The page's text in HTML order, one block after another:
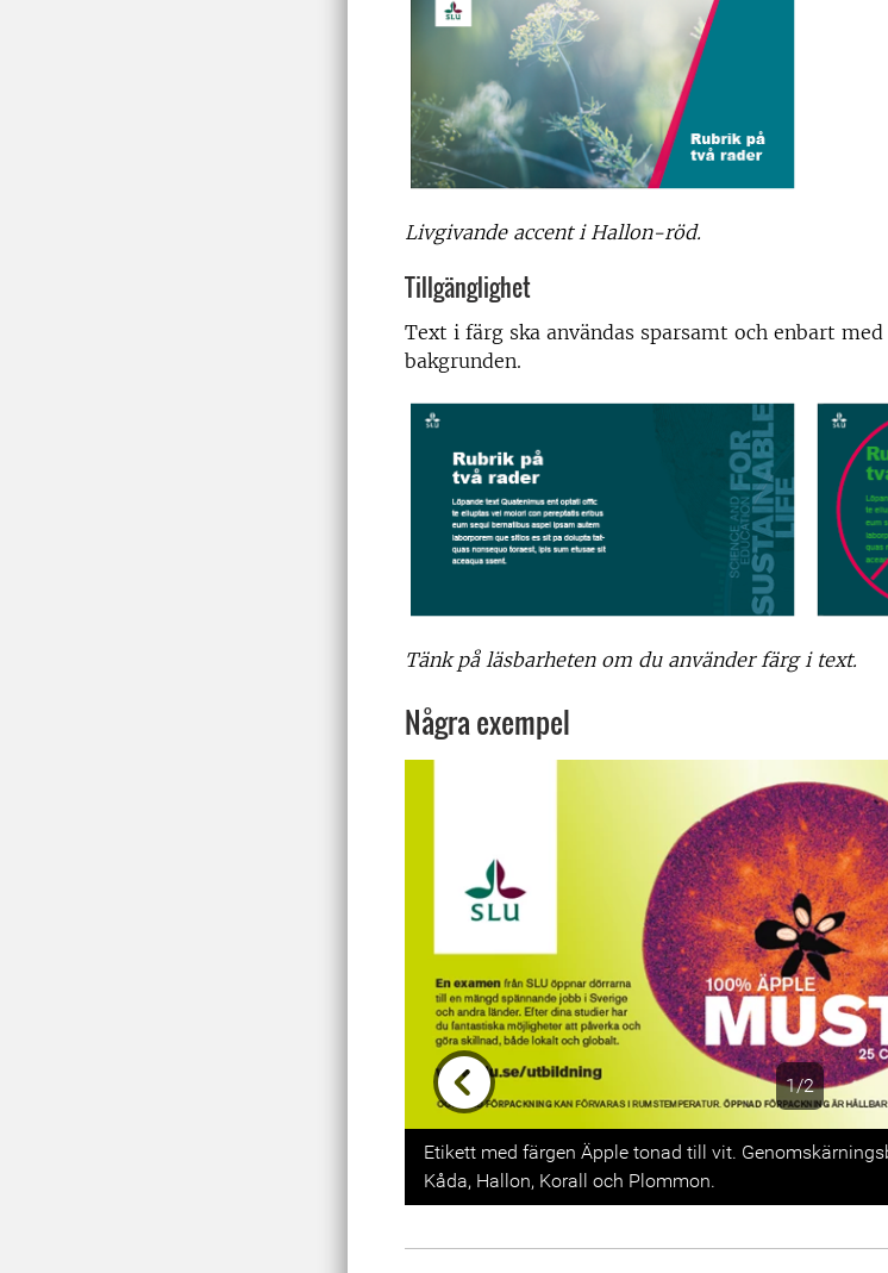
Livgivande accent i Hallon-röd.
Tillgänglighet
Text i färg ska användas sparsamt och enbart
bakgrunden.
Tänk på läsbarheten om du använder färg i text.
Några exempel
1/2
Previous
Etikett med färgen Äpple tonad till vit.
Kåda, Hallon, Korall och Plommon.